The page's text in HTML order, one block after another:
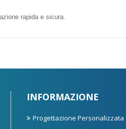
rapida e sicura.
INFORMAZIONE
Progettazione Personalizzata